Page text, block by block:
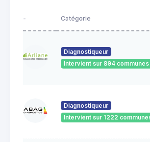
- Catégorie
Diagnostiqueur
Intervient sur 894 communes
Diagnostiqueur
Intervient sur 1222